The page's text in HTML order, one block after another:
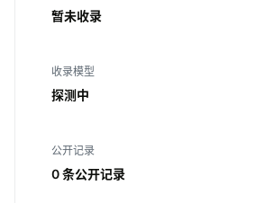
暂未收录
收录模型
探测中
公开记录
0 条公开记录